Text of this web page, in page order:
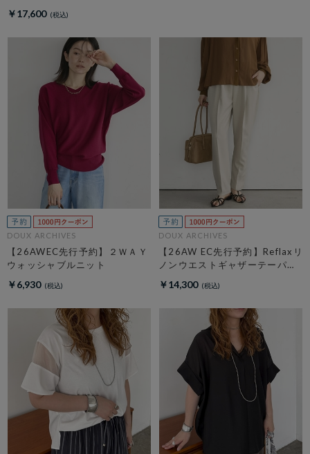
￥17,600
DOUX ARCHIVES
【26AWEC先行予約】２ＷＡＹ
ウォッシャブルニット
￥6,930
DOUX ARCHIVES
【26AW EC先行予約】Reflaxリ
ノンウエストギャザーテーパー
￥14,300